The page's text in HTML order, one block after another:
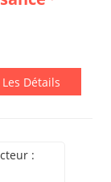
Détails